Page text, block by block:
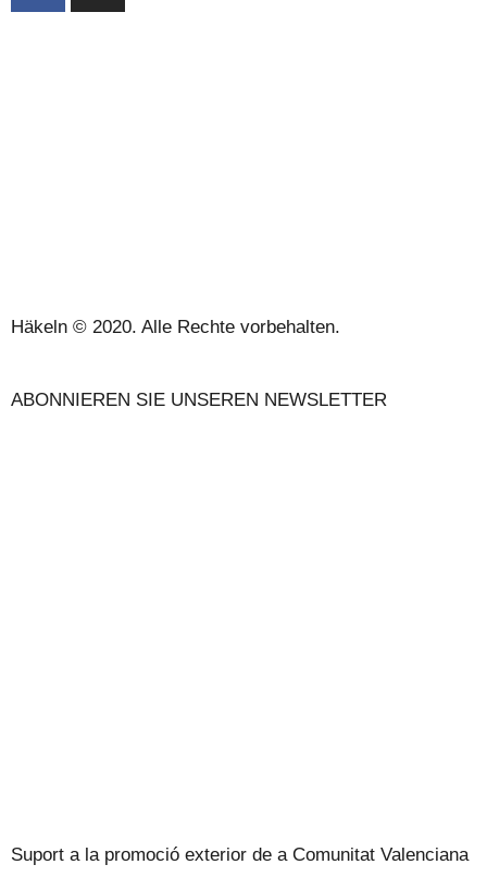
Häkeln © 2020. Alle Rechte vorbehalten.
ABONNIEREN SIE UNSEREN NEWSLETTER
Suport a la promoció exterior de a Comunitat Valenciana